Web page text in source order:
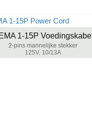
1-15P Voedingskabel
2-pins mannelijke stekker
125V, 10/13A